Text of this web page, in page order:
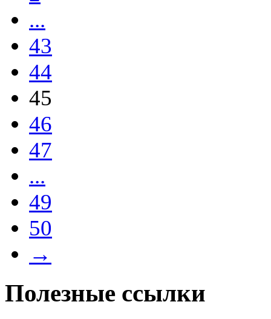
...
43
44
45
46
47
...
49
50
→
Полезные ссылки